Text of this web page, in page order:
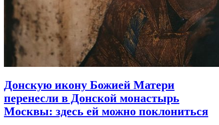
Донскую икону Божией Матери
перенесли в Донской монастырь
Москвы: здесь ей можно поклониться